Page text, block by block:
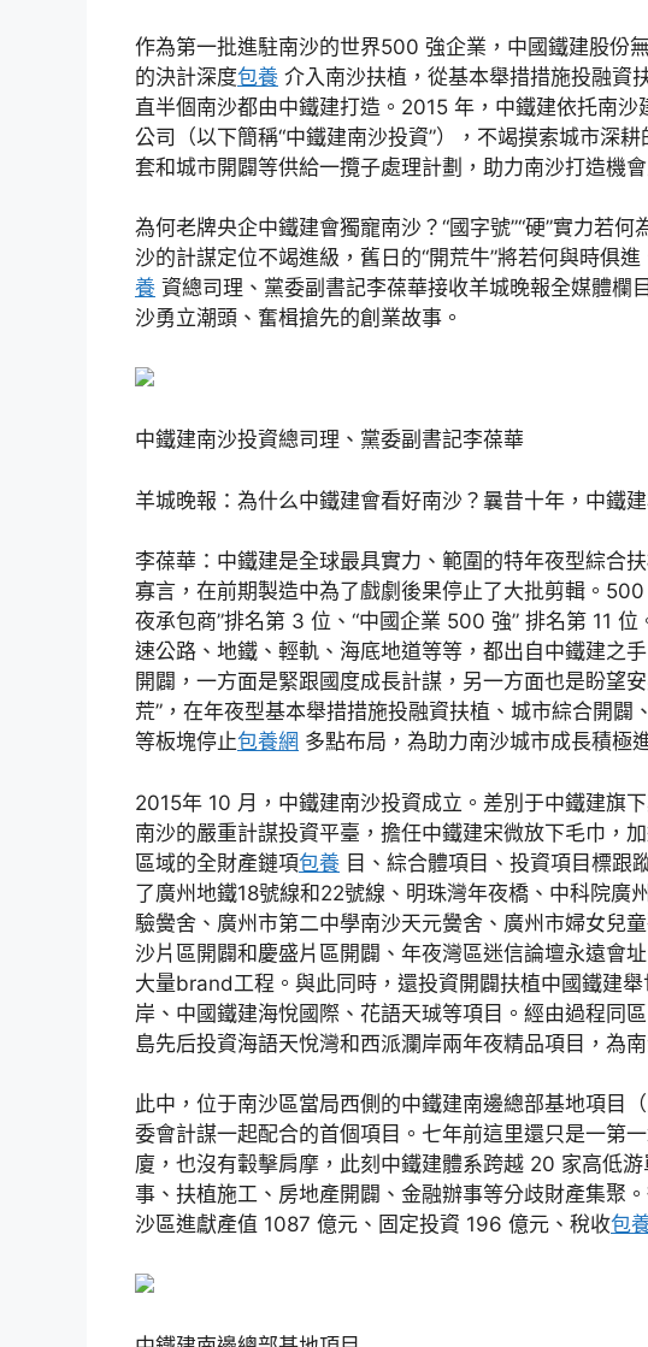
作為第一批進駐南沙的世界500 強企業，中國鐵建股份
的決計深度包養 介入南沙扶植，從基本舉措措施投融資
直半個南沙都由中鐵建打造。2015 年，中鐵建依托南
公司（以下簡稱“中鐵建南沙投資”），不竭摸索城市深
套和城市開闢等供給一攬子處理計劃，助力南沙打造機
為何老牌央企中鐵建會獨寵南沙？“國字號”“硬”實力若
沙的計謀定位不竭進級，舊日的“開荒牛”將若何與時俱
養 資總司理、黨委副書記李葆華接收羊城晚報全媒體欄
沙勇立潮頭、奮楫搶先的創業故事。
中鐵建南沙投資總司理、黨委副書記李葆華
羊城晚報：為什么中鐵建會看好南沙？曩昔十年，中鐵
李葆華：中鐵建是全球最具實力、範圍的特年夜型綜合
寡言，在前期製造中為了戲劇後果停止了大批剪輯。
夜承包商”排名第 3 位、“中國企業 500 強” 排名第 11
速公路、地鐵、輕軌、海底地道等等，都出自中鐵建之
開闢，一方面是緊跟國度成長計謀，另一方面也是盼望
荒”，在年夜型基本舉措措施投融資扶植、城市綜合開
等板塊停止包養網 多點布局，為助力南沙城市成長積極
2015年 10 月，中鐵建南沙投資成立。差別于中鐵建旗
南沙的嚴重計謀投資平臺，擔任中鐵建宋微放下毛巾，
區域的全財產鏈項包養 目、綜合體項目、投資項目標跟
了廣州地鐵18號線和22號線、明珠灣年夜橋、中科院廣
驗黌舍、廣州市第二中學南沙天元黌舍、廣州市婦女兒
沙片區開闢和慶盛片區開闢、年夜灣區迷信論壇永遠會
大量brand工程。與此同時，還投資開闢扶植中國鐵建
岸、中國鐵建海悅國際、花語天珹等項目。經由過程同
島先后投資海語天悅灣和西派瀾岸兩年夜精品項目，為
此中，位于南沙區當局西側的中鐵建南邊總部基地項目
委會計謀一起配合的首個項目。七年前這里還只是一第
廈，也沒有轂擊肩摩，此刻中鐵建體系跨越 20 家高低
事、扶植施工、房地產開闢、金融辦事等分歧財產集聚
沙區進獻產值 1087 億元、固定投資 196 億元、稅收包